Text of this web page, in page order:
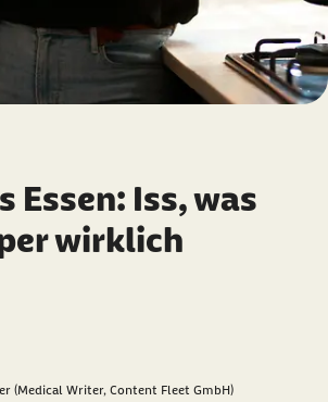
Essen: Iss, was
wirklich
(Medical Writer, Content Fleet GmbH)